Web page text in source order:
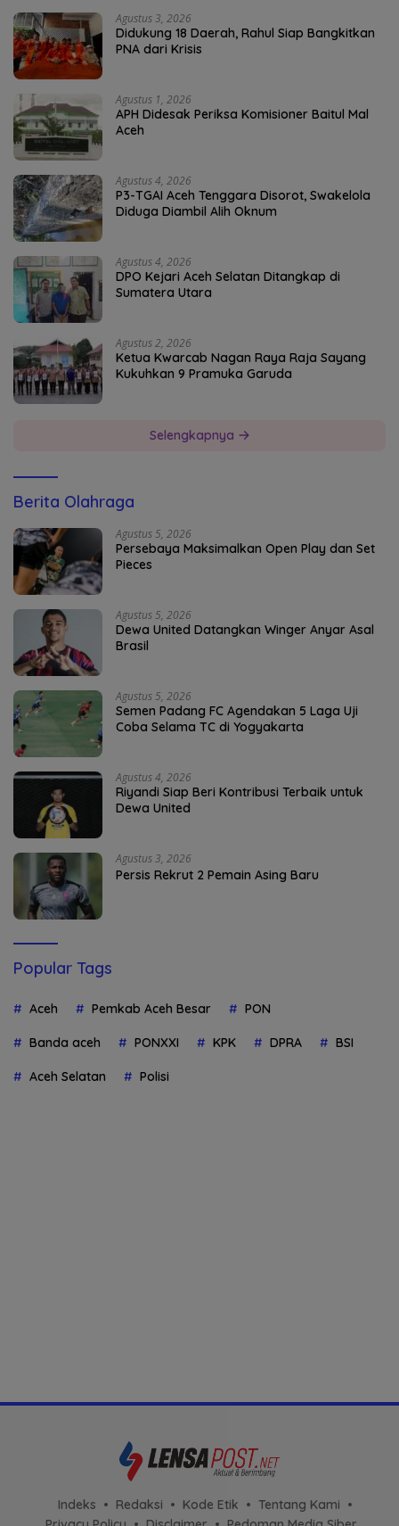
Agustus 3, 2026
Didukung 18 Daerah, Rahul Siap Bangkitkan
PNA dari Krisis
Agustus 1, 2026
APH Didesak Periksa Komisioner Baitul Mal
Aceh
Agustus 4, 2026
P3-TGAI Aceh Tenggara Disorot, Swakelola
Diduga Diambil Alih Oknum
Agustus 4, 2026
DPO Kejari Aceh Selatan Ditangkap di
Sumatera Utara
Agustus 2, 2026
Ketua Kwarcab Nagan Raya Raja Sayang
Kukuhkan 9 Pramuka Garuda
Selengkapnya
Berita Olahraga
Agustus 5, 2026
Persebaya Maksimalkan Open Play dan Set
Pieces
Agustus 5, 2026
Dewa United Datangkan Winger Anyar Asal
Brasil
Agustus 5, 2026
Semen Padang FC Agendakan 5 Laga Uji
Coba Selama TC di Yogyakarta
Agustus 4, 2026
Riyandi Siap Beri Kontribusi Terbaik untuk
Dewa United
Agustus 3, 2026
Persis Rekrut 2 Pemain Asing Baru
Popular Tags
Aceh Pemkab Aceh Besar PON
Banda aceh PONXXI KPK DPRA BSI
Aceh Selatan Polisi
Indeks Redaksi Kode Etik
Tentang Kami